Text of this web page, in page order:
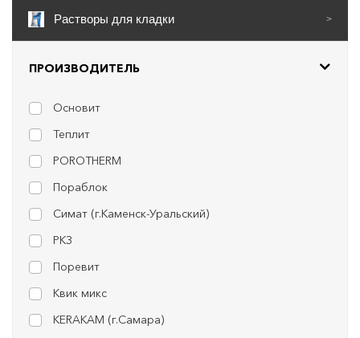
Растворы для кладки >
ПРОИЗВОДИТЕЛЬ
Основит
Теплит
POROTHERM
Пораблок
Симат (г.Каменск-Уральский)
РКЗ
Поревит
Квик микс
KERAKAM (г.Самара)